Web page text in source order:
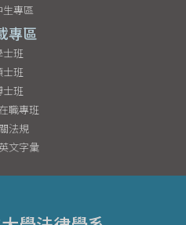
生專區
專區
士班
士班
士班
職專班
法規
文字彙